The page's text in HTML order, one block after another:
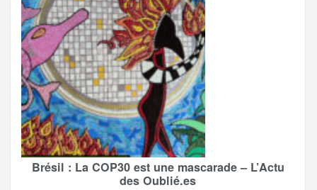
Brésil : La COP30 est une mascarade – L’Actu
des Oublié.es